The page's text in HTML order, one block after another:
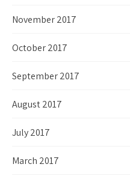
November 2017
October 2017
September 2017
August 2017
July 2017
March 2017